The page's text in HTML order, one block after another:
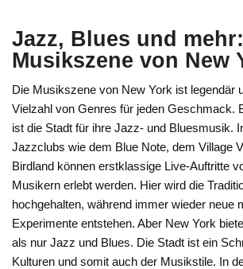
Jazz, Blues und
Musikszene von New
Die Musikszene von New York ist legendär
Vielzahl von Genres für jeden Geschmack.
ist die Stadt für ihre Jazz- und Bluesmusik.
Jazzclubs wie dem Blue Note, dem Village
Birdland können erstklassige Live-Auftritte
Musikern erlebt werden. Hier wird die
hochgehalten, während immer wieder neue
Experimente entstehen. Aber New York
als nur Jazz und Blues. Die Stadt ist ein
Kulturen und somit auch der Musikstile. In